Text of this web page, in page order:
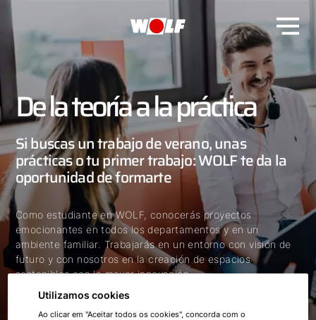
De la teoría a la práctica
Si buscas un trabajo de verano, unas
prácticas o tu primer trabajo: WOLF te da la
oportunidad de formarte
Como estudiante en WOLF, conocerás proyectos
emocionantes en todos los departamentos y en un
ambiente familiar. Trabajarás en un entorno con visión de
futuro y con nosotros en la creación de espacios
sostenibles con la mayor innovación.
Utilizamos cookies
Ao clicar em "Aceitar todos os cookies", concorda com o